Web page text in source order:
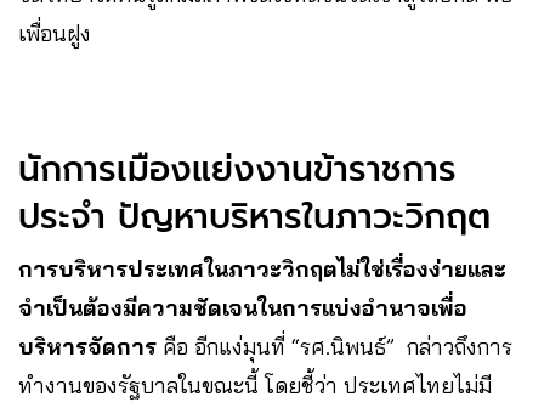
เพื่อนฝูง
นักการเมืองแย่งงานข้าราชการ
ประจำ ปัญหาบริหารในภาวะวิกฤต
การบริหารประเทศในภาวะวิกฤตไม่ใช่เรื่องง่ายและ
จำเป็นต้องมีความชัดเจนในการแบ่งอำนาจเพื่อ
บริหารจัดการ คือ อีกแง่มุนที่ “รศ.นิพนธ์” กล่าวถึงการ
ทำงานของรัฐบาลในขณะนี้ โดยชี้ว่า ประเทศไทยไม่มี